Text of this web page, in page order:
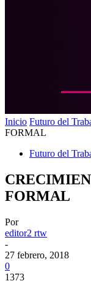
Inicio Futuro del
FORMAL
Futuro del
FORMAL
Por
editor2 rtw
-
27 febrero, 2018
0
1373